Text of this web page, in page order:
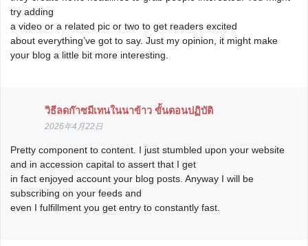
try adding
a video or a related pic or two to get readers excited
about everything’ve got to say. Just my opinion, it might make
your blog a little bit more interesting.
วิธีลดก๊าซมีเทนในนาข้าว ขั้นตอนปฏิบัติ
2026年4月22日
Pretty component to content. I just stumbled upon your website
and in accession capital to assert that I get
in fact enjoyed account your blog posts. Anyway I will be
subscribing on your feeds and
even I fulfillment you get entry to constantly fast.